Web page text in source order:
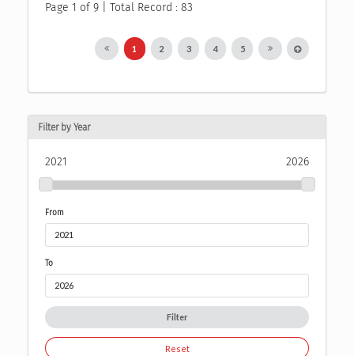
Page 1 of 9 | Total Record : 83
1 2 3 4 5
Filter by Year
2021 2026
From
To
Filter
Reset